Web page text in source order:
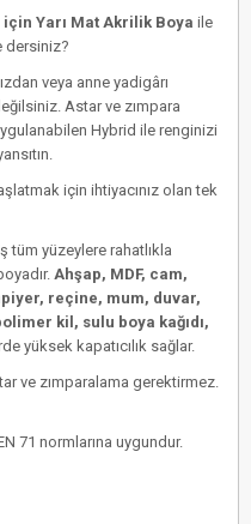
Yarı Mat Akrilik Boya ile
dersiniz?
veya anne yadigârı
Astar ve zımpara
Hybrid ile renginizi
için ihtiyacınız olan tek
yüzeylere rahatlıkla
Ahşap, MDF, cam,
reçine, mum, duvar,
kil, sulu boya kağıdı,
yüksek kapatıcılık sağlar.
ve zımparalama gerektirmez.
71 normlarına uygundur.